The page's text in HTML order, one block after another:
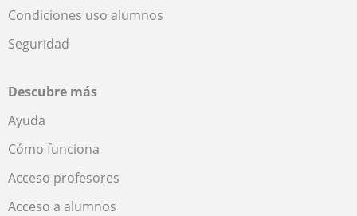
Condiciones uso alumnos
Seguridad
Descubre más
Ayuda
Cómo funciona
Acceso profesores
Acceso a alumnos